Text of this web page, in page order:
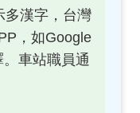
多漢字，台灣
，如Google
車站職員通